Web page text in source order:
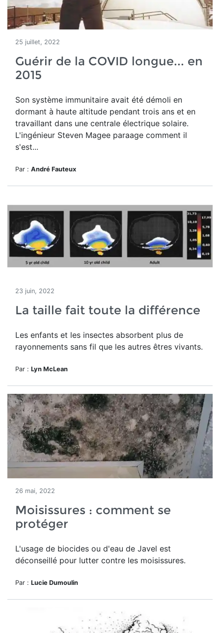
25 juillet, 2022
Guérir de la COVID longue... en
2015
Son système immunitaire avait été démoli en
dormant à haute altitude pendant trois ans et en
travaillant dans une centrale électrique solaire.
L'ingénieur Steven Magee paraage comment il
s'est...
Par : André Fauteux
23 juin, 2022
La taille fait toute la différence
Les enfants et les insectes absorbent plus de
rayonnements sans fil que les autres êtres vivants.
Par : Lyn McLean
26 mai, 2022
Moisissures : comment se
protéger
L'usage de biocides ou d'eau de Javel est
déconseillé pour lutter contre les moisissures.
Par : Lucie Dumoulin